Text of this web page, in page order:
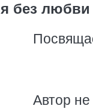
без любви
Автор не